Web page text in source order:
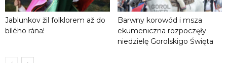
Jablunkov žil folklorem až do
bílého rána!
Barwny korowód i msza
ekumeniczna rozpoczęły
niedzielę Gorolskigo Święta